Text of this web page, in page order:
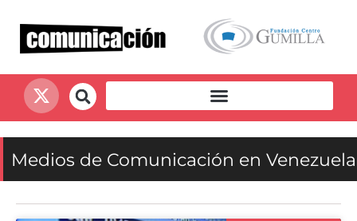
Medios de Comunicación en Venezuela